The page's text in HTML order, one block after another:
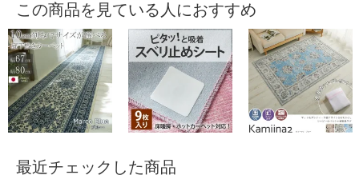
この商品を見ている人におすすめ
最近チェックした商品